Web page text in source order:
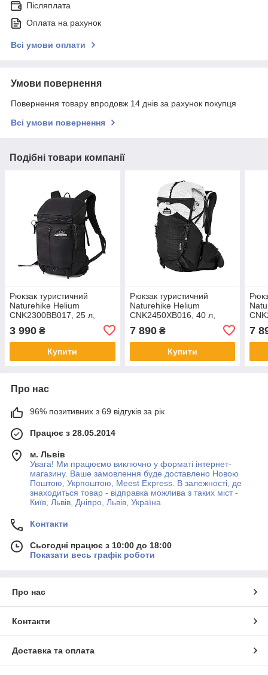
Післяплата
Оплата на рахунок
Всі умови оплати
Умови повернення
Повернення товару впродовж 14 днів за рахунок покупця
Всі умови повернення
Подібні товари компанії
Рюкзак туристичний
Naturehike Helium
CNK2300BB017, 25 л,
3 990 ₴
Купити
Рюкзак туристичний
Naturehike Helium
CNK2450XB016, 40 л,
7 890₴
Купити
7
Про нас
96% позитивних з 69 відгуків за рік
Працює з 28.05.2014
м. Львів
Увага! Ми працюємо виключно у форматі інтернет-
магазину. Ваше замовлення буде доставлено Новою
Поштою, Укрпоштою, Meest Express. В залежності, де
знаходиться товар - відправка можлива з таких міст -
Київ, Львів, Дніпро, Львів, Україна
Контакти
Сьогодні працює з 10:00 до 18:00
Показати весь графік роботи
Про нас
Контакти
Доставка та оплата